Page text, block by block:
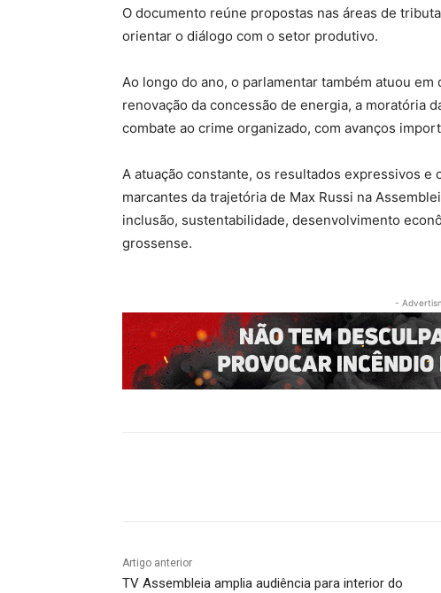
O documento reúne propostas nas áreas de
orientar o diálogo com o setor produtivo.
Ao longo do ano, o parlamentar também atuou
renovação da concessão de energia, a moratória
combate ao crime organizado, com avanços
A atuação constante, os resultados expressivos e
marcantes da trajetória de Max Russi na
inclusão, sustentabilidade, desenvolvimento
grossense.
-
Artigo anterior
TV Assembleia amplia audiência para interior do